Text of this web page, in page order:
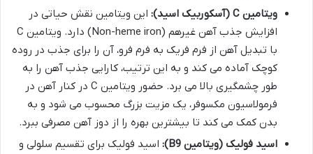
ویتامین C (آسکوربیک اسید):
این ویتامین نقش حیاتی در
افزایش جذب آهن غیرهم (Non-heme iron) دارد. ویتامین C
با تبدیل آهن از فرم فریک به فرم فرو، آن را برای جذب در روده
کوچک آماده می کند و به این ترتیب، کارایی جذب آهن را به
طور چشمگیری بالا می برد. حضور ویتامین C در کنار آهن در
فرمولاسیون مکسوفر، یک مزیت بزرگ محسوب می شود و به
بدن کمک می کند تا بیشترین بهره را از دوز آهن مصرفی ببرد.
اسید فولیک (ویتامین B9):
اسید فولیک برای تقسیم سلولی و